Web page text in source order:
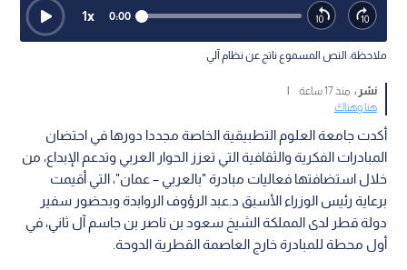
0:00
1x
ملاحظة: النص المسموع ناتج عن نظام آلي
نشر : منذ 17 ساعة
|
هنا وهناك
أكدت جامعة العلوم التطبيقية الخاصة مجددا دورها في احتضان
المبادرات الفكرية والثقافية التي تعزز الحوار العربي وتدعم الإبداع، من
خلال استضافتها فعاليات مبادرة "بالعربي – عمان"، التي أقيمت
برعاية رئيس الوزراء الأسبق د.عبد الرؤوف الروابدة وبحضور سفير
دولة قطر لدى المملكة الشيخ سعود بن ناصر بن جاسم آل ثاني، في
أول محطة للمبادرة خارج العاصمة القطرية الدوحة.